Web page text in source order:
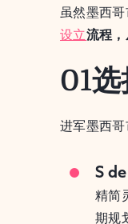
虽然墨西
设立流程
01选
进军墨西
S
精简
期规